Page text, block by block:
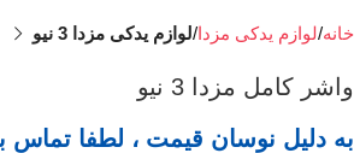
خانه لوازم یدکی مزدا لوازم یدکی مزدا 3 نیو
واشر کامل مزدا 3 نیو
به دلیل نوسان قیمت ، لطفا تماس